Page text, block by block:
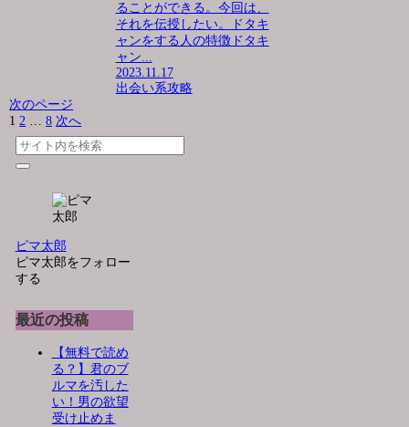
ることができる。今回は、
それを伝授したい。ドタキ
ャンをする人の特徴ドタキ
ャン...
2023.11.17
出会い系攻略
次のページ
1 2 … 8 次へ
ピマ太郎
ピマ太郎をフォロー
する
最近の投稿
【無料で読め
る？】君のブ
ルマを汚した
い！男の欲望
受け止めま